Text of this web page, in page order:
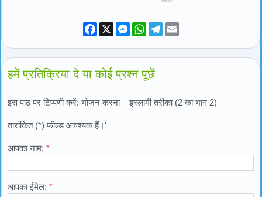
Facebook
X Messenger
WhatsApp
Telegram
हमें प्रतिक्रिया दे या कोई प्रश्न पूछें
इस पाठ पर टिप्पणी करें: भोजन करना – इस्लामी तरीका (2 का भाग 2)
तारांकित (*) फील्ड आवश्यक हैं।'
आपका नाम: *
आपका ईमेल: *